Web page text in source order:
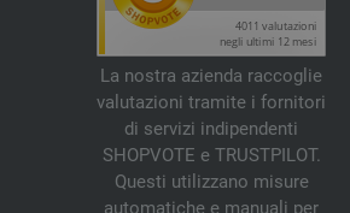
La nostra azienda raccoglie
valutazioni tramite i fornitori
di servizi indipendenti
SHOPVOTE e TRUSTPILOT.
Questi utilizzano misure
automatiche e manuali per